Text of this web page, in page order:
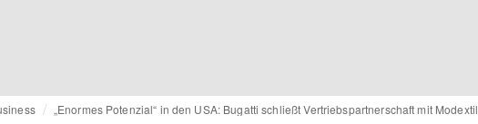
„Enormes Potenzial“ in den USA: Bugatti schließt Vertriebspartnerschaft mit Modextil